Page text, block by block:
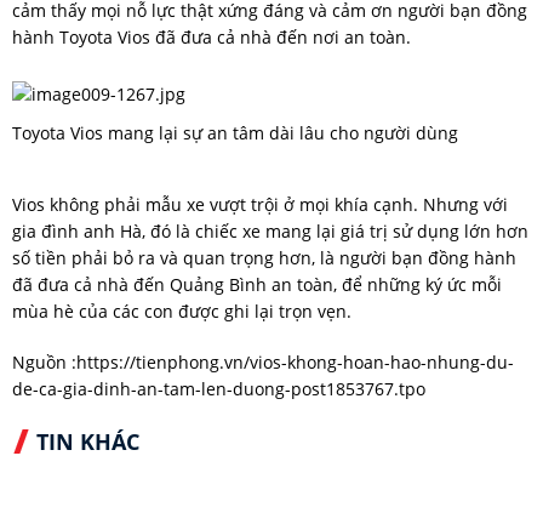
cảm thấy mọi nỗ lực thật xứng đáng và cảm ơn người bạn đồng
hành Toyota Vios đã đưa cả nhà đến nơi an toàn.
Toyota Vios mang lại sự an tâm dài lâu cho người dùng
Vios không phải mẫu xe vượt trội ở mọi khía cạnh. Nhưng với
gia đình anh Hà, đó là chiếc xe mang lại giá trị sử dụng lớn hơn
số tiền phải bỏ ra và quan trọng hơn, là người bạn đồng hành
đã đưa cả nhà đến Quảng Bình an toàn, để những ký ức mỗi
mùa hè của các con được ghi lại trọn vẹn.
Nguồn :https://tienphong.vn/vios-khong-hoan-hao-nhung-du-
de-ca-gia-dinh-an-tam-len-duong-post1853767.tpo
TIN KHÁC